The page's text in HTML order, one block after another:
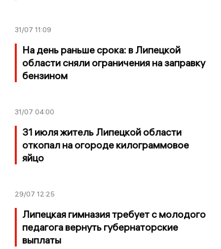
31/07 11:09
На день раньше срока: в Липецкой
области сняли ограничения на заправку
бензином
31/07 04:00
31 июля житель Липецкой области
откопал на огороде килограммовое
яйцо
29/07 12:25
Липецкая гимназия требует с молодого
педагога вернуть губернаторские
выплаты